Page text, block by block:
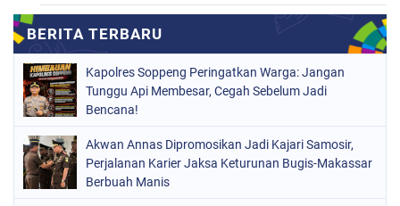
(112)
NASIONAL (966)
ORGANISASI
PERISTIWA
POLITIK
POLRI
Kapolres Soppeng Peringatkan Warga: Jangan
Tunggu Api Membesar, Cegah Sebelum Jadi
Bencana!
Akwan Annas Dipromosikan Jadi Kajari Samosir,
Perjalanan Karier Jaksa Keturunan Bugis-Makassar
Berbuah Manis